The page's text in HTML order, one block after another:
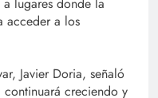
acceder a los
Javier Doria, señaló
creciendo y